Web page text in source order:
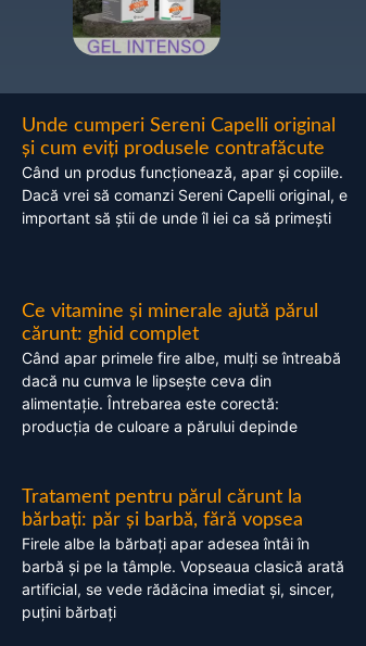
Unde cumperi Sereni Capelli original
și cum eviți produsele contrafăcute
Când un produs funcționează, apar și copiile.
Dacă vrei să comanzi Sereni Capelli original, e
important să știi de unde îl iei ca să primești
Ce vitamine și minerale ajută părul
cărunt: ghid complet
Când apar primele fire albe, mulți se întreabă
dacă nu cumva le lipsește ceva din
alimentație. Întrebarea este corectă:
producția de culoare a părului depinde
Tratament pentru părul cărunt la
bărbați: păr și barbă, fără vopsea
Firele albe la bărbați apar adesea întâi în
barbă și pe la tâmple. Vopseaua clasică arată
artificial, se vede rădăcina imediat și, sincer,
puțini bărbați